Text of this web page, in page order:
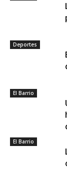
Deportes
El Barrio
El Barrio